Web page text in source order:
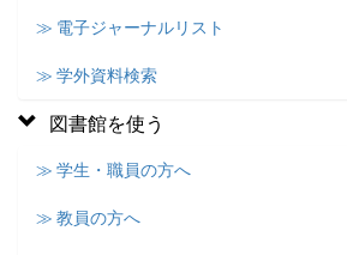
≫ 電子ジャーナルリスト
≫ 学外資料検索
図書館を使う
≫ 学生・職員の方へ
≫ 教員の方へ